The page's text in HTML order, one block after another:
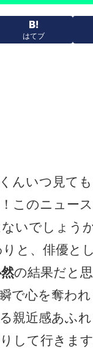
はてブ
くんいつ見て
このニュー
いでしょう
と、俳優と
の結果だと
で心を奪わ
親近感あふ
して行きま